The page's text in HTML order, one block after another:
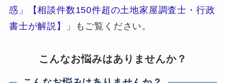
惑」【相談件数150件超の土地家屋調査士・行政
書士が解説】
」もご覧ください。
こんなお悩みはありませんか？